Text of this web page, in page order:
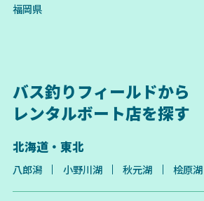
福岡県
バス釣りフィールドから
レンタルボート店を探す
北海道・東北
八郎潟 小野川湖 秋元湖 桧原湖